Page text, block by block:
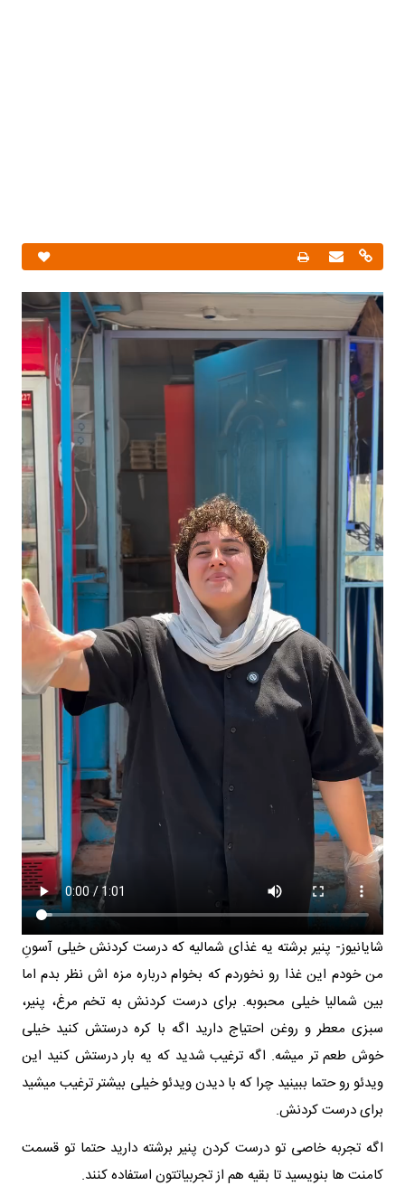
شایانیوز- پنیر برشته یه غذای شمالیه که درست کردنش خیلی آسونِ
من خودم این غذا رو نخوردم که بخوام درباره مزه اش نظر بدم اما
بین شمالیا خیلی محبوبه. برای درست کردنش به تخم مرغ، پنیر،
سبزی معطر و روغن احتیاج دارید اگه با کره درستش کنید خیلی
خوش طعم تر میشه. اگه ترغیب شدید که یه بار درستش کنید این
ویدئو رو حتما ببینید چرا که با دیدن ویدئو خیلی بیشتر ترغیب میشید
برای درست کردنش.
اگه تجربه خاصی تو درست کردن پنیر برشته دارید حتما تو قسمت
کامنت ها بنویسید تا بقیه هم از تجربیاتتون استفاده کنند.